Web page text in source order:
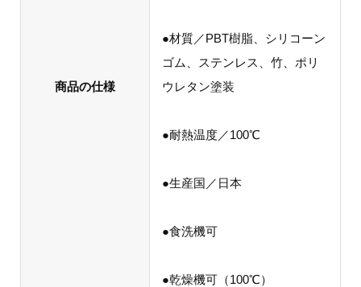
商品の仕様
●材質／PBT樹脂、シリコーン
ゴム、ステンレス、竹、ポリ
ウレタン塗装
●耐熱温度／100℃
●生産国／日本
●食洗機可
●乾燥機可（100℃）